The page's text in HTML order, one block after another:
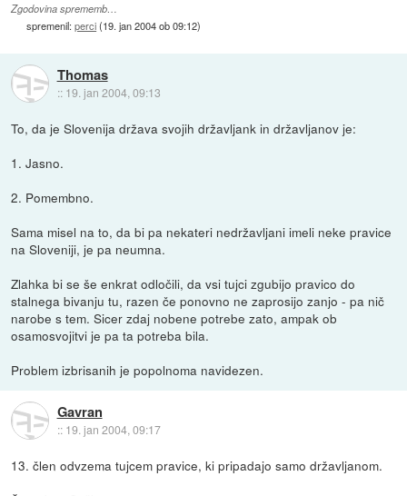
Zgodovina sprememb…
spremenil:perci(19. jan 2004 ob 09:12)
Thomas
:: 19. jan 2004, 09:13
To, da je Slovenija država svojih državljank in državljanov je:
1. Jasno.
2. Pomembno.
Sama misel na to, da bi pa nekateri nedržavljani imeli neke pravice
na Sloveniji, je pa neumna.
Zlahka bi se še enkrat odločili, da vsi tujci zgubijo pravico do
stalnega bivanju tu, razen če ponovno ne zaprosijo zanjo - pa nič
narobe s tem. Sicer zdaj nobene potrebe zato, ampak ob
osamosvojitvi je pa ta potreba bila.
Problem izbrisanih je popolnoma navidezen.
Gavran
:: 19. jan 2004, 09:17
13. člen odvzema tujcem pravice, ki pripadajo samo državljanom.